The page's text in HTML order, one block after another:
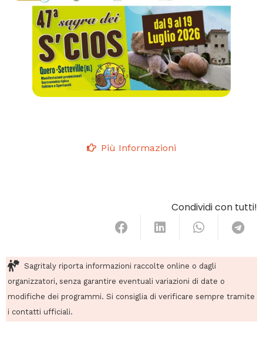
Più Informazioni
Condividi con tutti!
Sagritaly riporta informazioni raccolte online o dagli
organizzatori, senza garantire eventuali variazioni di date o
modifiche dei programmi. Si consiglia di verificare sempre tramite
i contatti ufficiali.